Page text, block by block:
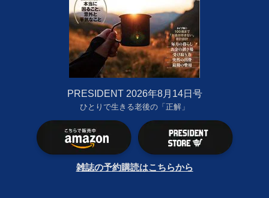
PRESIDENT 2026年8月14日号
ひとりで生きる老後の「正解」
雑誌の予約購読はこちらから